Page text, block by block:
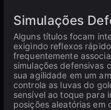
Simulações
Alguns títulos focam
exigindo reflexos
frequentemente
simulações defensivas
sua agilidade em um
controla as luvas do
sensível ao toque para
posições aleatórias em